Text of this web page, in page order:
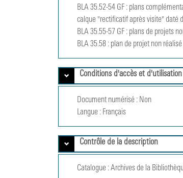
BLA 35.52-54 GF : plans
calque "rectificatif après visite" daté
BLA 35.55-57 GF : plans de projets
BLA 35.58 : plan de projet non
Conditions d'accès et d'utilisation
Document numérisé : Non
Langue : Français
Contrôle de la description
Catalogue : Archives de la